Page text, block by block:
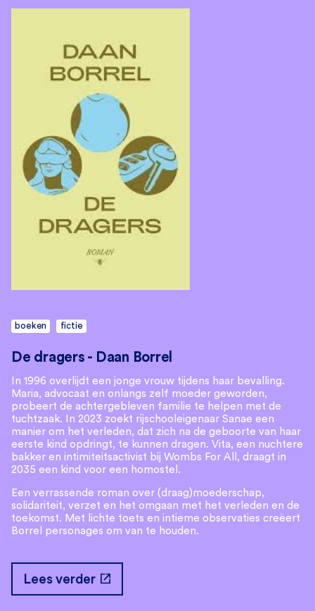
boeken fictie
De dragers - Daan Borrel
In 1996 overlijdt een jonge vrouw tijdens haar bevalling.
Maria, advocaat en onlangs zelf moeder geworden,
probeert de achtergebleven familie te helpen met de
tuchtzaak. In 2023 zoekt rijschooleigenaar Sanae een
manier om het verleden, dat zich na de geboorte van haar
eerste kind opdringt, te kunnen dragen. Vita, een nuchtere
bakker en intimiteitsactivist bij Wombs For All, draagt in
2035 een kind voor een homostel.
Een verrassende roman over (draag)moederschap,
solidariteit, verzet en het omgaan met het verleden en de
toekomst. Met lichte toets en intieme observaties creëert
Borrel personages om van te houden.
Lees verder open_in_new